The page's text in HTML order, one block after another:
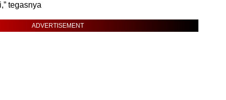
tegasnya
ADVERTISEMENT